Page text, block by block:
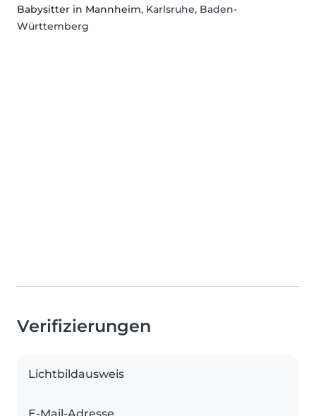
Babysitter in Mannheim, Karlsruhe, Baden-
Württemberg
Verifizierungen
Lichtbildausweis